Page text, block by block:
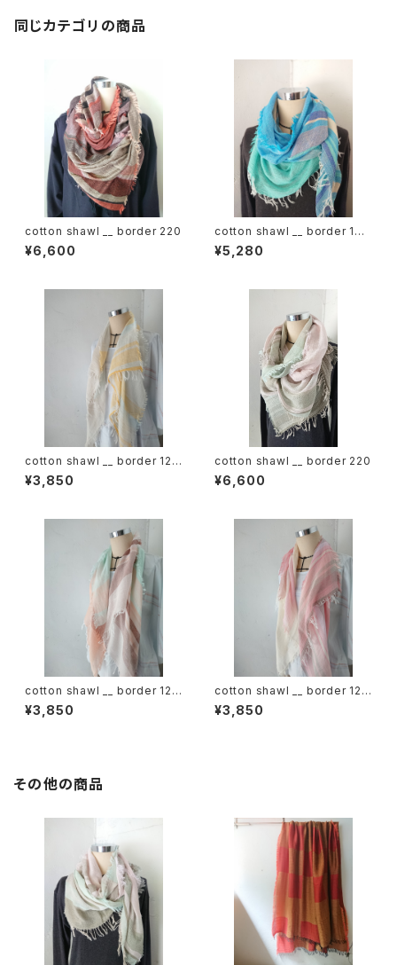
同じカテゴリの商品
cotton shawl __ border 220
¥6,600
cotton shawl __ border 160
海嶺w
¥5,280
cotton shawl __ border 120
蒲公英w
¥3,850
cotton shawl __ border 220
¥6,600
cotton shawl __ border 120
春麗w
¥3,850
cotton shawl __ border 120
桜花w
¥3,850
その他の商品